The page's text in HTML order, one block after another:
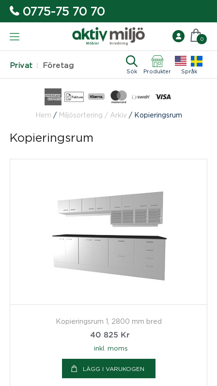
0775-75 70 70
Privat Företag
Sök Produkter Språk
0
Hem / Miljösortering / Arkiv/ Kopieringsrum
Kopieringsrum
Kopieringsrum 1, 2800 mm bred
40 825 Kr
inkl. moms
LÄGG I VARUKOGEN